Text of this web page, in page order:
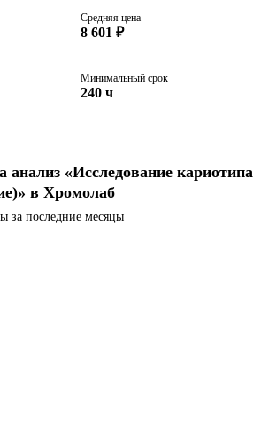
Средняя цена
8 601 ₽
Минимальный срок
240 ч
«Исследование кариотипа
в Хромолаб
за последние месяцы